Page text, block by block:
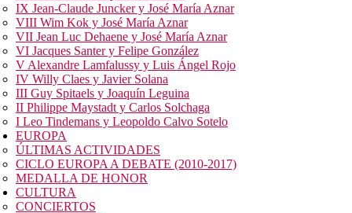
IX Jean-Claude Juncker y José María Aznar
VIII Wim Kok y José María Aznar
VII Jean Luc Dehaene y José María Aznar
VI Jacques Santer y Felipe González
V Alexandre Lamfalussy y Luis Ángel Rojo
IV Willy Claes y Javier Solana
III Guy Spitaels y Joaquín Leguina
II Philippe Maystadt y Carlos Solchaga
I Leo Tindemans y Leopoldo Calvo Sotelo
EUROPA
ÚLTIMAS ACTIVIDADES
CICLO EUROPA A DEBATE (2010-2017)
MEDALLA DE HONOR
CULTURA
CONCIERTOS